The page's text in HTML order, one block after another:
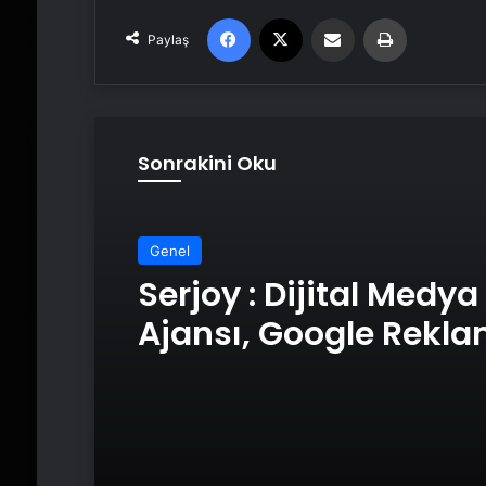
Paylaş
Facebook Email'den paylaş
Sonrakini Oku
Genel
Serjoy : Dijital Medya
Ajansı, Google